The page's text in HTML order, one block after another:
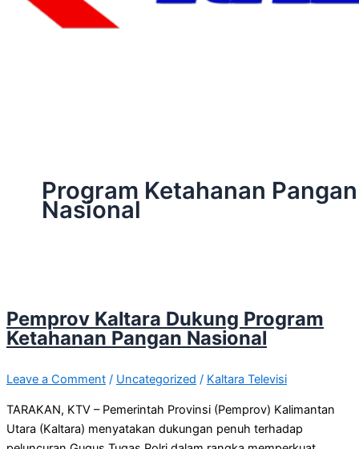
Program Ketahanan Pangan
Nasional
Pemprov Kaltara Dukung Program
Ketahanan Pangan Nasional
Leave a Comment / Uncategorized / Kaltara Televisi
TARAKAN, KTV – Pemerintah Provinsi (Pemprov) Kalimantan
Utara (Kaltara) menyatakan dukungan penuh terhadap